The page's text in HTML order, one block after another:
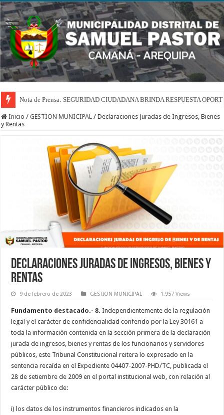
Nota de Prensa: SEGURIDAD CIUDADANA BRINDA RESPUESTA
Inicio / GESTION MUNICIPAL / Declaraciones Juradas de Ingresos, Bienes
y Rentas
Declaraciones Juradas de Ingresos, Bienes y
Rentas
9 de febrero de 2023 GESTION MUNICIPAL 1,957 Views
Fundamento destacado.- 8. Independientemente de la regulación
legal y el carácter de confidencialidad conferido por la Ley 30161 a
toda la información contenida en la sección primera de la declaración
jurada de ingresos, bienes y rentas de los funcionarios y servidores
públicos, este Tribunal Constitucional reitera lo expresado en la
sentencia recaída en el Expediente 04407-2007-PHD/TC, publicada el
28 de setiembre de 2009 en el portal institucional web, con relación al
carácter público de:
i) los datos de los instrumentos financieros indicados en la